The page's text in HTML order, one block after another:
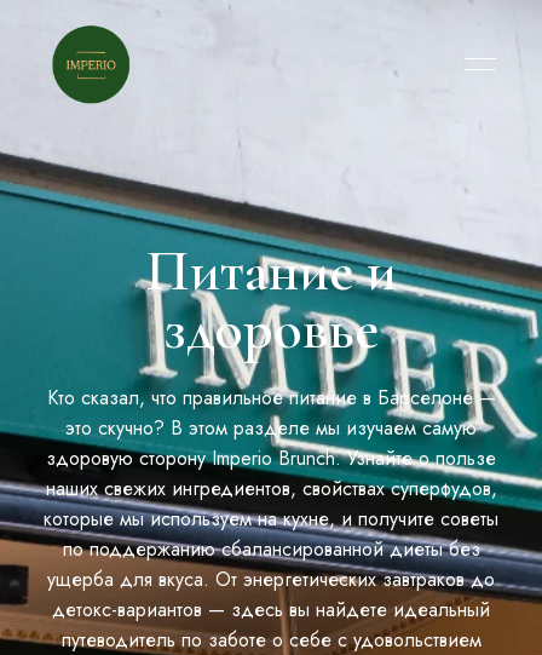
Питание и
здоровье
Кто сказал, что правильное питание в Барселоне —
это скучно? В этом разделе мы изучаем самую
здоровую сторону Imperio Brunch. Узнайте о пользе
наших свежих ингредиентов, свойствах суперфудов,
которые мы используем на кухне, и получите советы
по поддержанию сбалансированной диеты без
ущерба для вкуса. От энергетических завтраков до
детокс-вариантов — здесь вы найдете идеальный
путеводитель по заботе о себе с удовольствием